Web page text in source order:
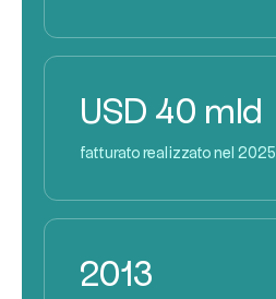
USD 40 mld
fatturato realizzato nel 2025
2013